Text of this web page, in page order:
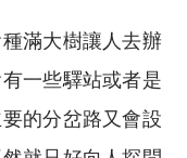
滿大樹讓人去辦
一些驛站或者是
的分岔路又會設